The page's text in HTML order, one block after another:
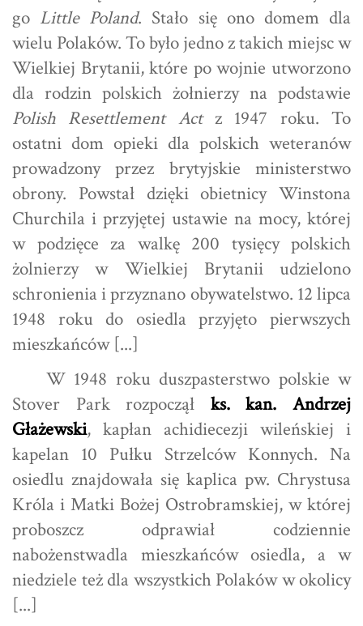
go Little Poland. Stało się ono domem dla
wielu Polaków. To było jedno z takich miejsc w
Wielkiej Brytanii, które po wojnie utworzono
dla rodzin polskich żołnierzy na podstawie
Polish Resettlement Actz 1947 roku. To
ostatni dom opieki dla polskich weteranów
prowadzony przez brytyjskie ministerstwo
obrony. Powstał dzięki obietnicy Winstona
Churchila i przyjętej ustawie na mocy, której
w podzięce za walkę 200 tysięcy polskich
żolnierzy w Wielkiej Brytanii udzielono
schronienia i przyznano obywatelstwo. 12 lipca
1948 roku do osiedla przyjęto pierwszych
mieszkańców [...]
W 1948 roku duszpasterstwo polskie w
Stover Park rozpoczął ks. kan. Andrzej
Głażewski, kapłan achidiecezji wileńskiej i
kapelan 10 Pułku Strzelców Konnych. Na
osiedlu znajdowała się kaplica pw. Chrystusa
Króla i Matki Bożej Ostrobramskiej, w której
proboszcz odprawiał codziennie
nabożenstwadla mieszkańców osiedla, a w
niedziele też dla wszystkich Polaków w okolicy
[...]